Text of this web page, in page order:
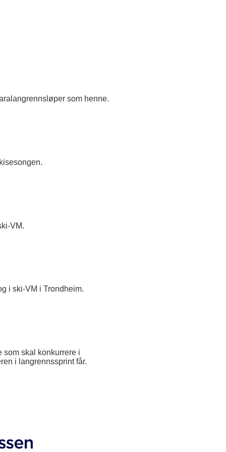
som henne.
VM.
i ski-VM i Trondheim.
som skal konkurrere i
i langrennssprint får.